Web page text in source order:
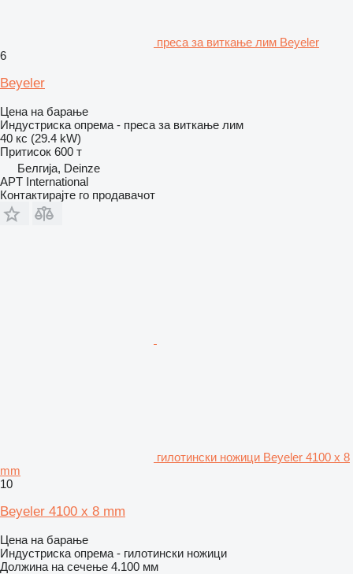
преса за виткање лим Beyeler
6
Beyeler
Цена на барање
Индустриска опрема - преса за виткање лим
40 кс (29.4 kW)
Притисок 600 т
Белгија, Deinze
APT International
Контактирајте го продавачот
гилотински ножици Beyeler 4100 x 8
mm
10
Beyeler 4100 x 8 mm
Цена на барање
Индустриска опрема - гилотински ножици
Должина на сечење 4.100 мм